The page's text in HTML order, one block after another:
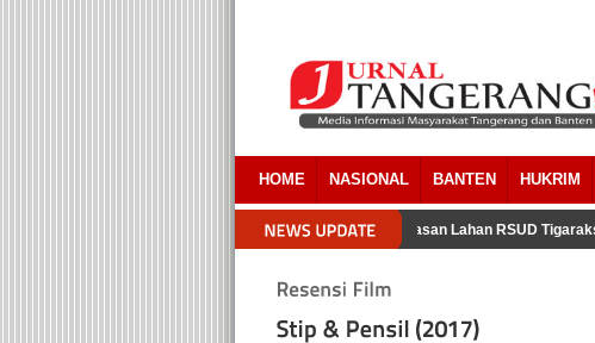
HOME NASIONAL BANTEN HUKRIM
Pemkab Tangerang Akui Ada Overlapping Pada Pembebasan Lahan RSUD Tigaraksa